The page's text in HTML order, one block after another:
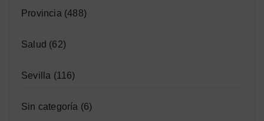
Provincia (488)
Salud (62)
Sevilla (116)
Sin categoría (6)